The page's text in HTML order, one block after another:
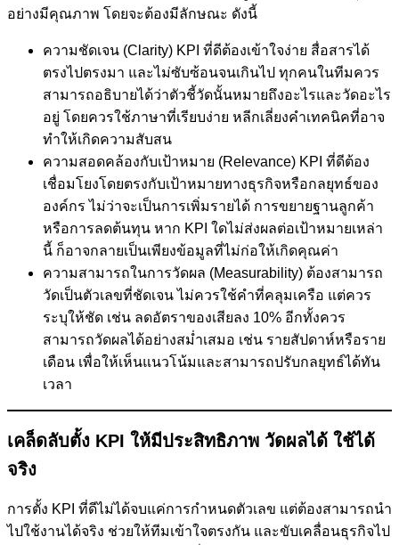
อย่างมีคุณภาพ โดยจะต้องมีลักษณะ ดังนี้
ความชัดเจน (Clarity) KPI ที่ดีต้องเข้าใจง่าย สื่อสารได้
ตรงไปตรงมา และไม่ซับซ้อนจนเกินไป ทุกคนในทีมควร
สามารถอธิบายได้ว่าตัวชี้วัดนั้นหมายถึงอะไรและวัดอะไร
อยู่ โดยควรใช้ภาษาที่เรียบง่าย หลีกเลี่ยงคำเทคนิคที่อาจ
ทำให้เกิดความสับสน
ความสอดคล้องกับเป้าหมาย (Relevance) KPI ที่ดีต้อง
เชื่อมโยงโดยตรงกับเป้าหมายทางธุรกิจหรือกลยุทธ์ของ
องค์กร ไม่ว่าจะเป็นการเพิ่มรายได้ การขยายฐานลูกค้า
หรือการลดต้นทุน หาก KPI ใดไม่ส่งผลต่อเป้าหมายเหล่า
นี้ ก็อาจกลายเป็นเพียงข้อมูลที่ไม่ก่อให้เกิดคุณค่า
ความสามารถในการวัดผล (Measurability) ต้องสามารถ
วัดเป็นตัวเลขที่ชัดเจน ไม่ควรใช้คำที่คลุมเครือ แต่ควร
ระบุให้ชัด เช่น ลดอัตราของเสียลง 10% อีกทั้งควร
สามารถวัดผลได้อย่างสม่ำเสมอ เช่น รายสัปดาห์หรือราย
เดือน เพื่อให้เห็นแนวโน้มและสามารถปรับกลยุทธ์ได้ทัน
เวลา
เคล็ดลับตั้ง KPI ให้มีประสิทธิภาพ วัดผลได้ ใช้ได้
จริง
การตั้ง KPI ที่ดีไม่ได้จบแค่การกำหนดตัวเลข แต่ต้องสามารถนำ
ไปใช้งานได้จริง ช่วยให้ทีมเข้าใจตรงกัน และขับเคลื่อนธุรกิจไป